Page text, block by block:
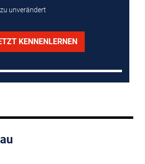
unverändert
KENNENLERNEN